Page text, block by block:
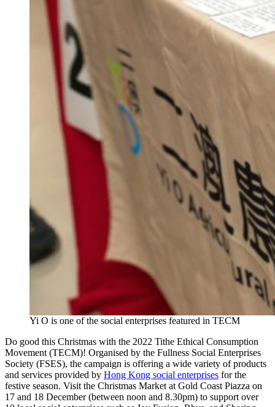
Yi O is one of the social enterprises featured in TECM
Do good this Christmas with the 2022 Tithe Ethical Consumption
Movement (TECM)! Organised by the Fullness Social Enterprises
Society (FSES), the campaign is offering a wide variety of products
and services provided by Hong Kong social enterprises for the
festive season. Visit the Christmas Market at Gold Coast Piazza on
17 and 18 December (between noon and 8.30pm) to support over